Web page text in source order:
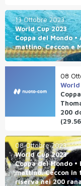
13 Ottobre 2023
World Cup 2023
Coppa del Mondo
mattino. Ceccon e
08
World
200
08 Ottobre 2023
World Cup 2023
Coppa del Mondo
mattino. Ceccon in
riserva nei 200